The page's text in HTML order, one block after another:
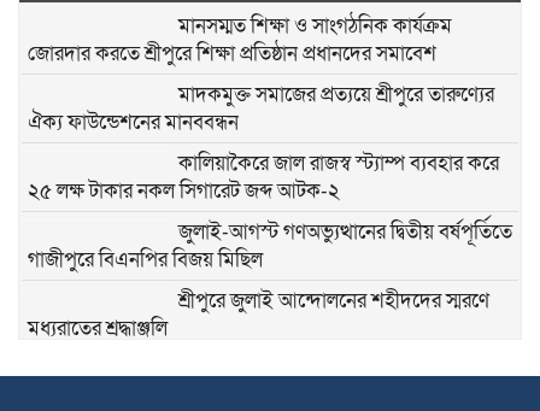
মানসম্মত শিক্ষা ও সাংগঠনিক কার্যক্রম
জোরদার করতে শ্রীপুরে শিক্ষা প্রতিষ্ঠান প্রধানদের সমাবেশ
মাদকমুক্ত সমাজের প্রত্যয়ে শ্রীপুরে তারুণ্যের
ঐক্য ফাউন্ডেশনের মানববন্ধন
কালিয়াকৈরে জাল রাজস্ব স্ট্যাম্প ব্যবহার করে
২৫ লক্ষ টাকার নকল সিগারেট জব্দ আটক-২
জুলাই-আগস্ট গণঅভ্যুত্থানের দ্বিতীয় বর্ষপূর্তিতে
গাজীপুরে বিএনপির বিজয় মিছিল
শ্রীপুরে জুলাই আন্দোলনের শহীদদের স্মরণে
মধ্যরাতের শ্রদ্ধাঞ্জলি
কলমের দামে ২৪ গুণ পার্থক্য, শ্রীপুর পৌরসভার